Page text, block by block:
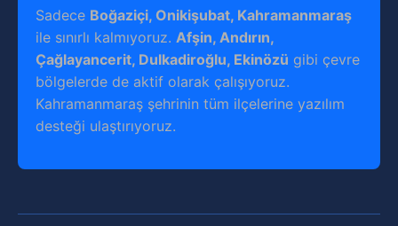
Sadece Boğaziçi, Onikişubat, Kahramanmaraş
ile sınırlı kalmıyoruz. Afşin, Andırın,
Çağlayancerit, Dulkadiroğlu, Ekinözü gibi çevre
bölgelerde de aktif olarak çalışıyoruz.
Kahramanmaraş şehrinin tüm ilçelerine yazılım
desteği ulaştırıyoruz.